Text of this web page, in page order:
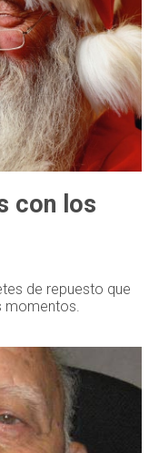
con los
de repuesto que
momentos.